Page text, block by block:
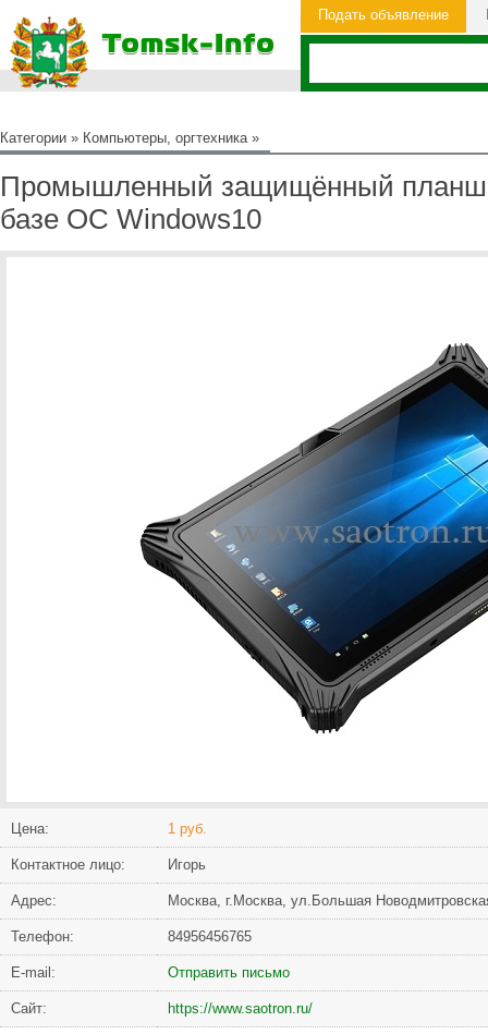
Подать объявление
Категории » Компьютеры, оргтехника»
Промышленный защищённый
базе ОС Windows10
Цена: 1 руб.
Контактное лицо: Игорь
Адрес: Москва, г.Москва, ул.Большая
Телефон: 84956456765
Е-mail: Отправить письмо
Сайт: https://www.saotron.ru/